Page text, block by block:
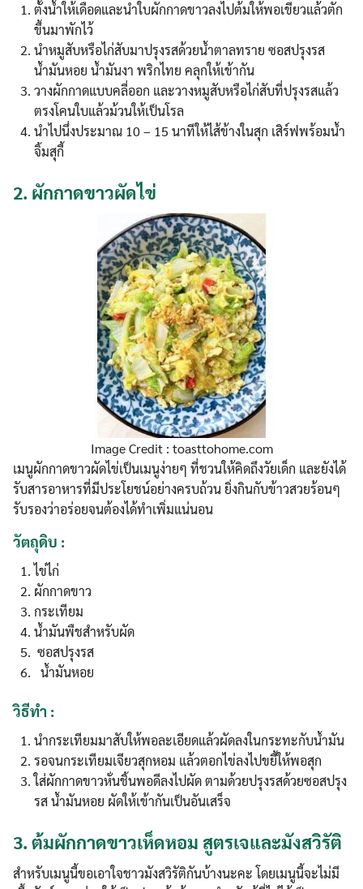
ตั้งน้ำให้เดือดและนำใบผักกาดขาวลงไปต้มให้พอเขียวแล้วตัก
ขึ้นมาพักไว้
นำหมูสับหรือไก่สับมาปรุงรสด้วยน้ำตาลทราย ซอสปรุงรส
น้ำมันหอย น้ำมันงา พริกไทย คลุกให้เข้ากัน
วางผักกาดแบบคลี่ออก และวางหมูสับหรือไก่สับที่ปรุงรสแล้ว
ตรงโคนใบแล้วม้วนให้เป็นโรล
นำไปนึ่งประมาณ 10 – 15 นาทีให้ไส้ข้างในสุก เสิร์ฟพร้อมน้ำ
จิ้มสุกี้
2. ผักกาดขาวผัดไข่
Image Credit : toasttohome.com
เมนูผักกาดขาวผัดไข่เป็นเมนูง่ายๆ ที่ชวนให้คิดถึงวัยเด็ก และยังได้
รับสารอาหารที่มีประโยชน์อย่างครบถ้วน ยิ่งกินกับข้าวสวยร้อนๆ
รับรองว่าอร่อยจนต้องได้ทำเพิ่มแน่นอน
วัตถุดิบ :
ไข่ไก่
ผักกาดขาว
กระเทียม
น้ำมันพืชสำหรับผัด
ซอสปรุงรส
น้ำมันหอย
วิธีทำ :
นำกระเทียมมาสับให้พอละเอียดแล้วผัดลงในกระทะกับน้ำมัน
รอจนกระเทียมเจียวสุกหอม แล้วตอกไข่ลงไปขยี้ให้พอสุก
ใส่ผักกาดขาวหั่นชิ้นพอดีลงไปผัด ตามด้วยปรุงรสด้วยซอสปรุง
รส น้ำมันหอย ผัดให้เข้ากันเป็นอันเสร็จ
3. ต้มผักกาดขาวเห็ดหอม สูตรเจและมังสวิรัติ
สำหรับเมนูนี้ขอเอาใจชาวมังสวิรัติกันบ้างนะคะ โดยเมนูนี้จะไม่มี